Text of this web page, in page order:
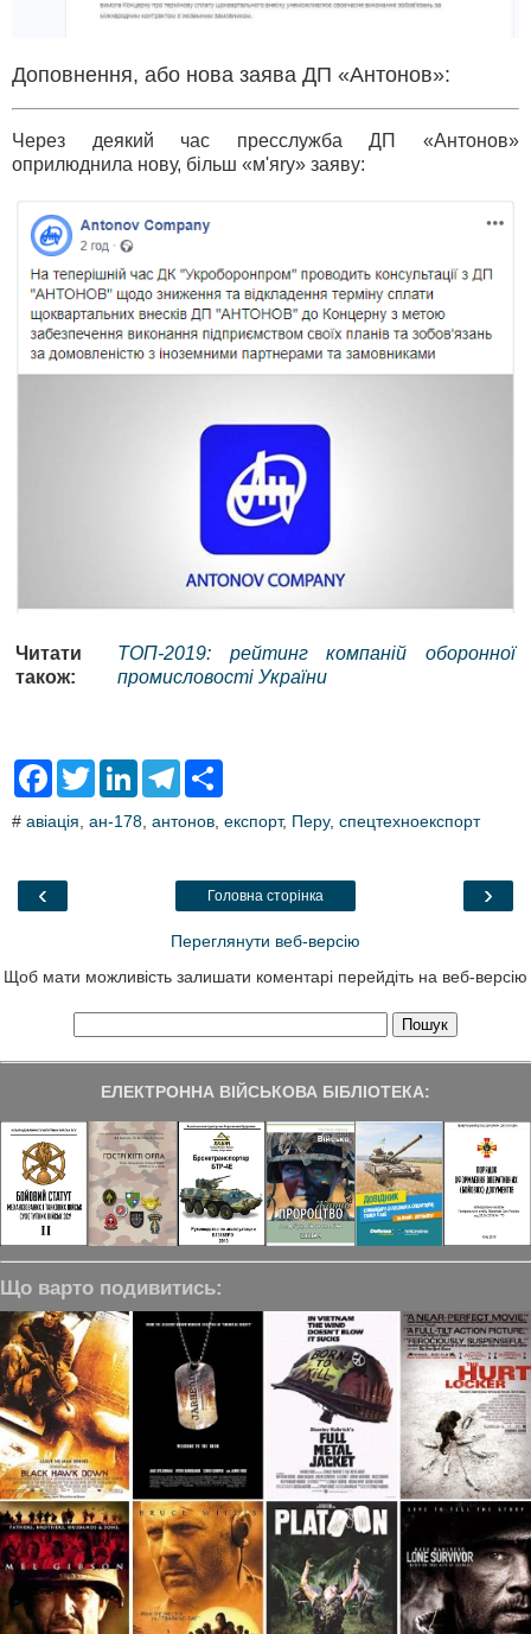
Доповнення, або нова заява ДП «Антонов»:
Через деякий час пресслужба ДП «Антонов»
оприлюднила нову, більш «м'яrу» заяву:
Читати
також:
ТОП-2019: рейтинг компаній оборонної
промисловості України
F
e
o
T
t
L
k
T
e
a
r
# авіація ан-178 антонов експорт, Перу, спецтехноекспорт
‹ ›
Головна сторінка
Переглянути веб-версію
Щоб мати можливість залишати коментарі перейдіть на веб-версію
ЕЛЕКТРОННА ВІЙСЬКОВА БІБЛІОТЕКА:
Що варто подивитись: